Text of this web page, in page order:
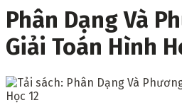
Phân Dạng Và
Giải Toán Hình